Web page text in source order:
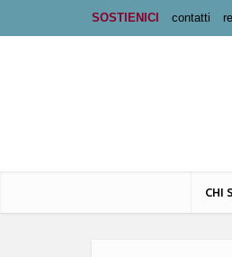
SOSTIENICI contatti
CHI